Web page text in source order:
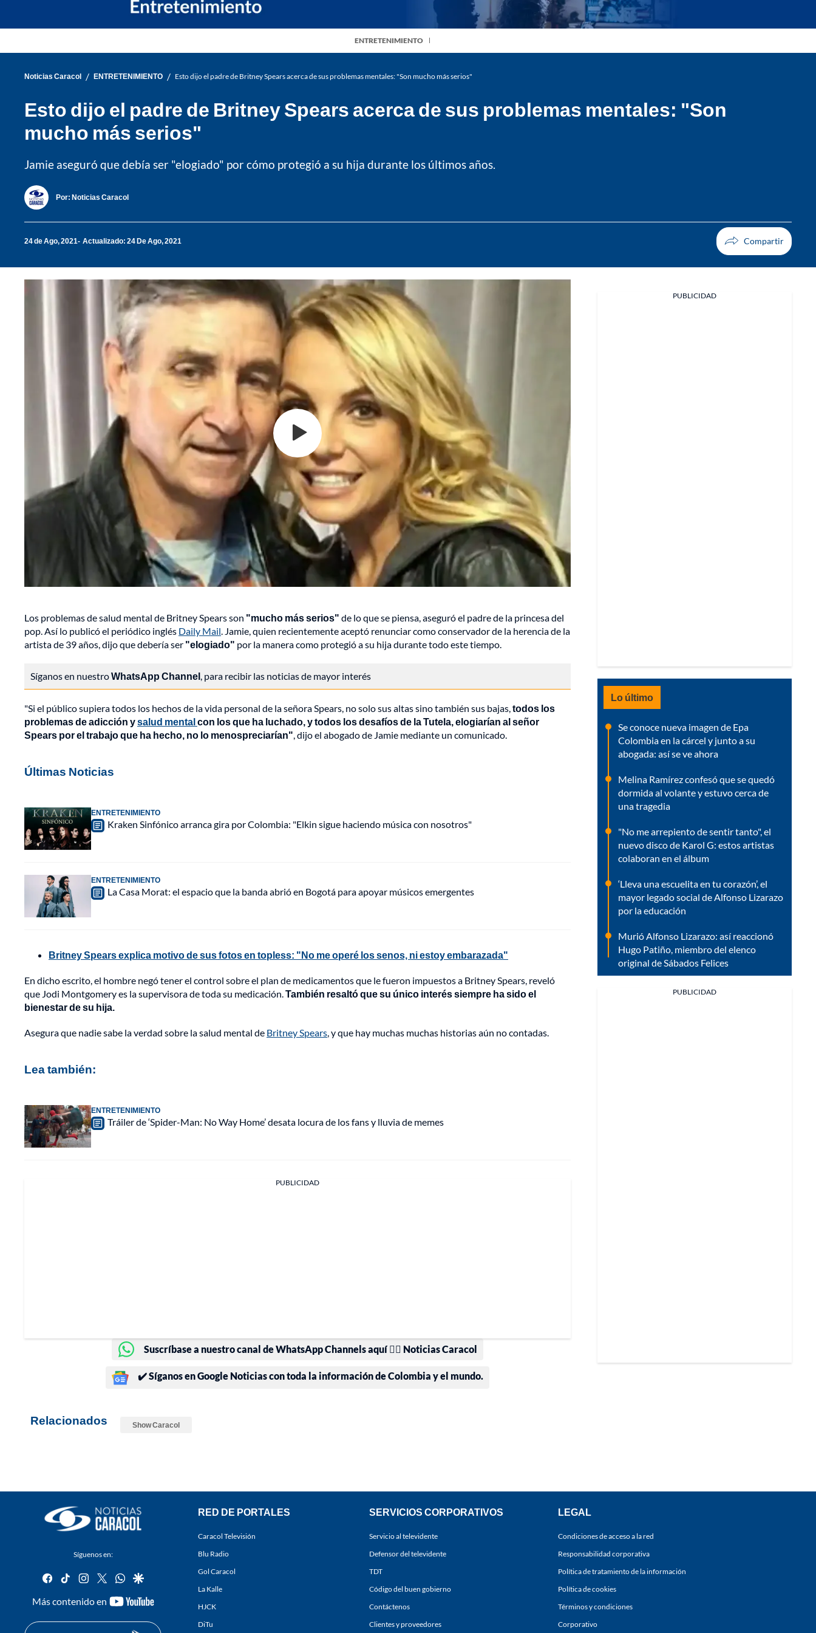
ENTRETENIMIENTO
Noticias Caracol / ENTRETENIMIENTO / Esto dijo el padre de Britney Spears acerca de sus problemas mentales: "Son mucho más serios"
Esto dijo el padre de Britney Spears acerca de sus problemas mentales: "Son
mucho más serios"
Jamie aseguró que debía ser "elogiado" por cómo protegió a su hija durante los últimos años.
Por: Noticias Caracol
24 de Ago, 2021 Actualizado: 24 De Ago, 2021
Los problemas de salud mental de Britney Spears son "mucho más serios" de lo que se piensa, aseguró el padre de la princesa del
pop. Así lo publicó el periódico inglés Daily Mail. Jamie, quien recientemente aceptó renunciar como conservador de la herencia de la
artista de 39 años, dijo que debería ser "elogiado" por la manera como protegió a su hija durante todo este tiempo.
Síganos en nuestroWhatsApp Channel, para recibir las noticias de mayor interés
"Si el público supiera todos los hechos de la vida personal de la señora Spears, no solo sus altas sino también sus bajas,todos los
problemas de adicción ysalud mentalcon los que ha luchado, y todos los desafíos de la Tutela, elogiarían al señor
Spears por el trabajo que ha hecho, no lo menospreciarían", dijo el abogado de Jamie mediante un comunicado.
Últimas Noticias
ENTRETENIMIENTO
Kraken Sinfónico arranca gira por Colombia: "Elkin sigue haciendo música con nosotros"
ENTRETENIMIENTO
La Casa Morat: el espacio que la banda abrió en Bogotá para apoyar músicos emergentes
Britney Spears explica motivo de sus fotos en topless: "No me operé los senos, ni estoy embarazada"
En dicho escrito, el hombre negó tener el control sobre el plan de medicamentos que le fueron impuestos a Britney Spears, reveló
que Jodi Montgomery es la supervisora de toda su medicación.También resaltó que su único interés siempre ha sido el
bienestar de su hija.
Asegura que nadie sabe la verdad sobre la salud mental de Britney Spears, y que hay muchas muchas historias aún no contadas.
Lea también:
ENTRETENIMIENTO
Tráiler de ‘Spider-Man: No Way Home’ desata locura de los fans y lluvia de memes
PUBLICIDAD
Suscríbase a nuestro canal de WhatsApp Channels aquí 👉🏻 Noticias Caracol
✔️ Síganos en Google Noticias con toda la información de Colombia y el mundo.
Relacionados Show Caracol
PUBLICIDAD
Lo último
Se conoce nueva imagen de Epa
Colombia en la cárcel y junto a su
abogada: así se ve ahora
Melina Ramírez confesó que se quedó
dormida al volante y estuvo cerca de
una tragedia
"No me arrepiento de sentir tanto", el
nuevo disco de Karol G: estos artistas
colaboran en el álbum
‘Lleva una escuelita en tu corazón’, el
mayor legado social de Alfonso Lizarazo
por la educación
Murió Alfonso Lizarazo: así reaccionó
Hugo Patiño, miembro del elenco
original de Sábados Felices
PUBLICIDAD
Síguenos en:
facebook
tiktok instagram
twitterwhatsapp
google
Más contenido en
youtube-
RED DE PORTALES
Caracol Televisión
Blu Radio
Gol Caracol
La Kalle
HJCK
DiTu
SERVICIOS CORPORATIVOS
Servicio al televidente
Defensor del televidente
TDT
Código del buen gobierno
Contáctenos
Clientes y proveedores
LEGAL
Condiciones de acceso a la red
Responsabilidad corporativa
Política de tratamiento de la información
Política de cookies
Términos y condiciones
Corporativo